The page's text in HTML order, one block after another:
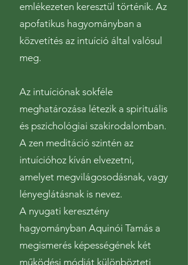
emlékezeten keresztül történik. Az
apofatikus hagyományban a
közvetítés az intuíció által valósul
meg.
Az intuíciónak sokféle
meghatározása létezik a spirituális
és pszichológiai szakirodalomban.
A zen meditáció szintén az
intuícióhoz kíván elvezetni,
amelyet megvilágosodásnak, vagy
lényeglátásnak is nevez.
A nyugati keresztény
hagyományban Aquinói Tamás a
megismerés képességének két
működési módját különbözteti